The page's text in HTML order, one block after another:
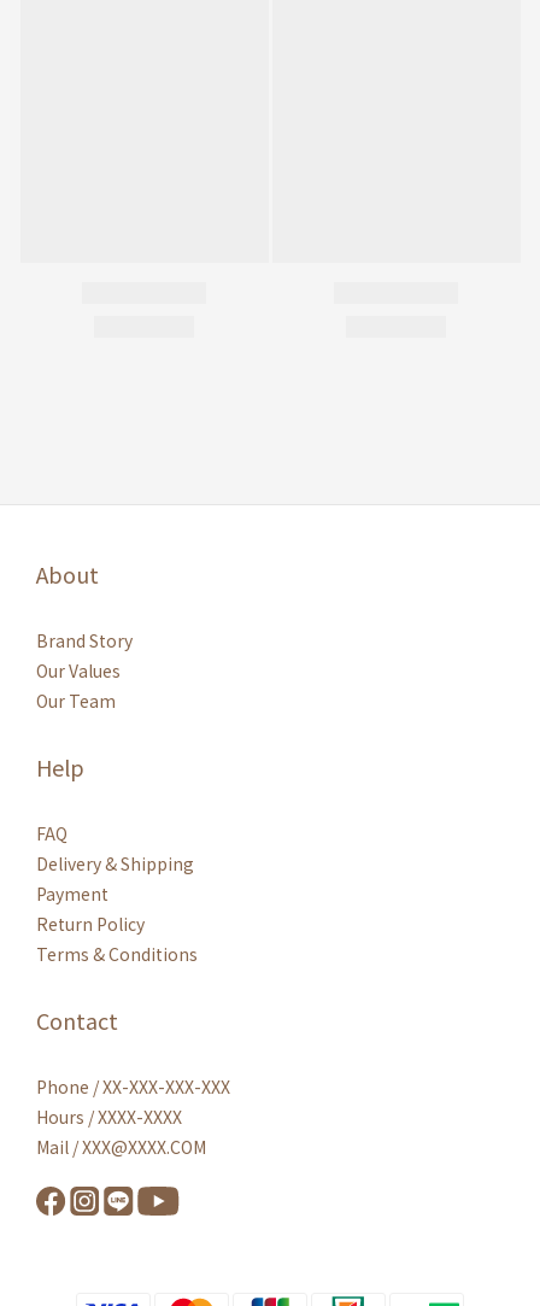
About
Brand Story
Our Values
Our Team
Help
FAQ
Delivery & Shipping
Payment
Return Policy
Terms & Conditions
Contact
Phone / XX-XXX-XXX-XXX
Hours / XXXX-XXXX
Mail / XXX@XXXX.COM